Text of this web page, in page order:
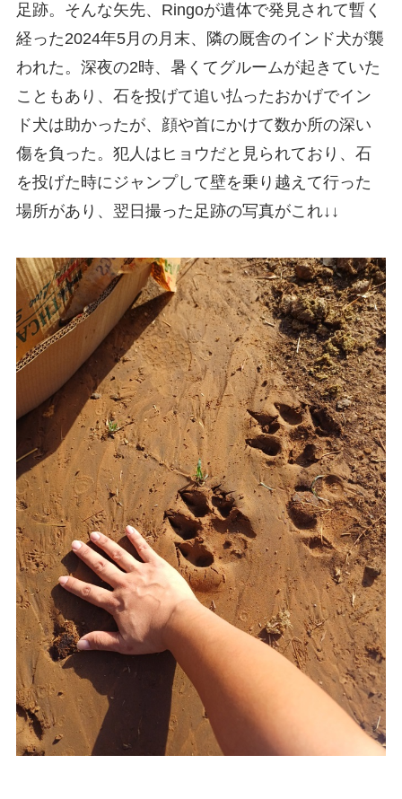
足跡。そんな矢先、Ringoが遺体で発見されて暫く
経った2024年5月の月末、隣の厩舎のインド犬が襲
われた。深夜の2時、暑くてグルームが起きていた
こともあり、石を投げて追い払ったおかげでイン
ド犬は助かったが、顔や首にかけて数か所の深い
傷を負った。犯人はヒョウだと見られており、石
を投げた時にジャンプして壁を乗り越えて行った
場所があり、翌日撮った足跡の写真がこれ↓↓